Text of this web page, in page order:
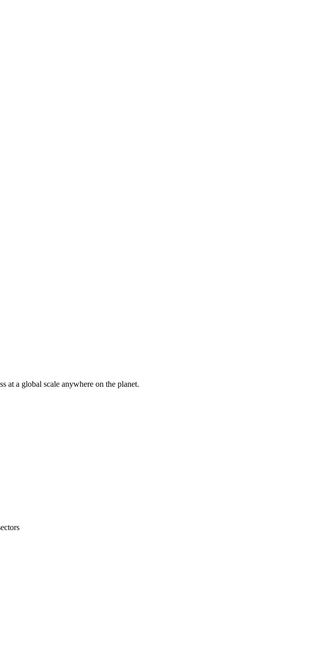
at a global scale anywhere on the planet.